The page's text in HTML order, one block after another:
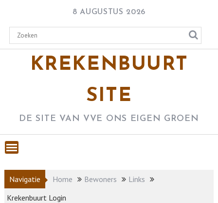
content
8 AUGUSTUS 2026
KREKENBUURT
SITE
DE SITE VAN VVE ONS EIGEN GROEN
Navigatie Home Bewoners
Links
Krekenbuurt Login